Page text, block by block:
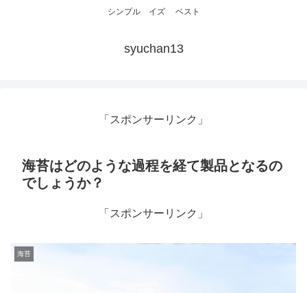
シンプル イズ ベスト
syuchan13
「スポンサーリンク」
海苔はどのような過程を経て製品となるの
でしょうか？
「スポンサーリンク」
海苔